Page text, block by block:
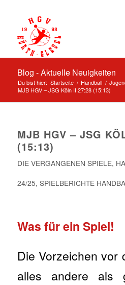
Blog - Aktuelle Neuigkeiten
Du bist hier: Startseite / Handball /
MJB HGV – JSG Köln II 27:28 (15:13)
MJB HGV – JSG
(15:13)
DIE VERGANGENEN SPIELE,
24/25, SPIELBERICHTE
Was für ein Spiel!
Die Vorzeichen vor
alles andere